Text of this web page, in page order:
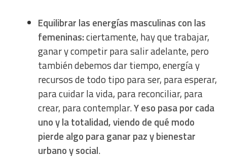
Equilibrar las energías masculinas con las
femeninas:ciertamente, hay que trabajar,
ganar y competir para salir adelante, pero
también debemos dar tiempo, energía y
recursos de todo tipo para ser, para esperar,
para cuidar la vida, para reconciliar, para
crear, para contemplar.Y eso pasa por cada
uno y la totalidad, viendo de qué modo
pierde algo para ganar paz y bienestar
urbano y social.